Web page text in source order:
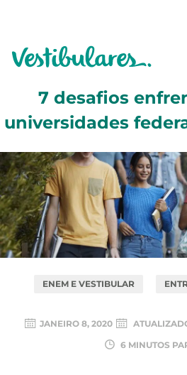
7 desafios
universidades
ENEM E VESTIBULAR
JANEIRO 8, 2020
6 MINUTOS